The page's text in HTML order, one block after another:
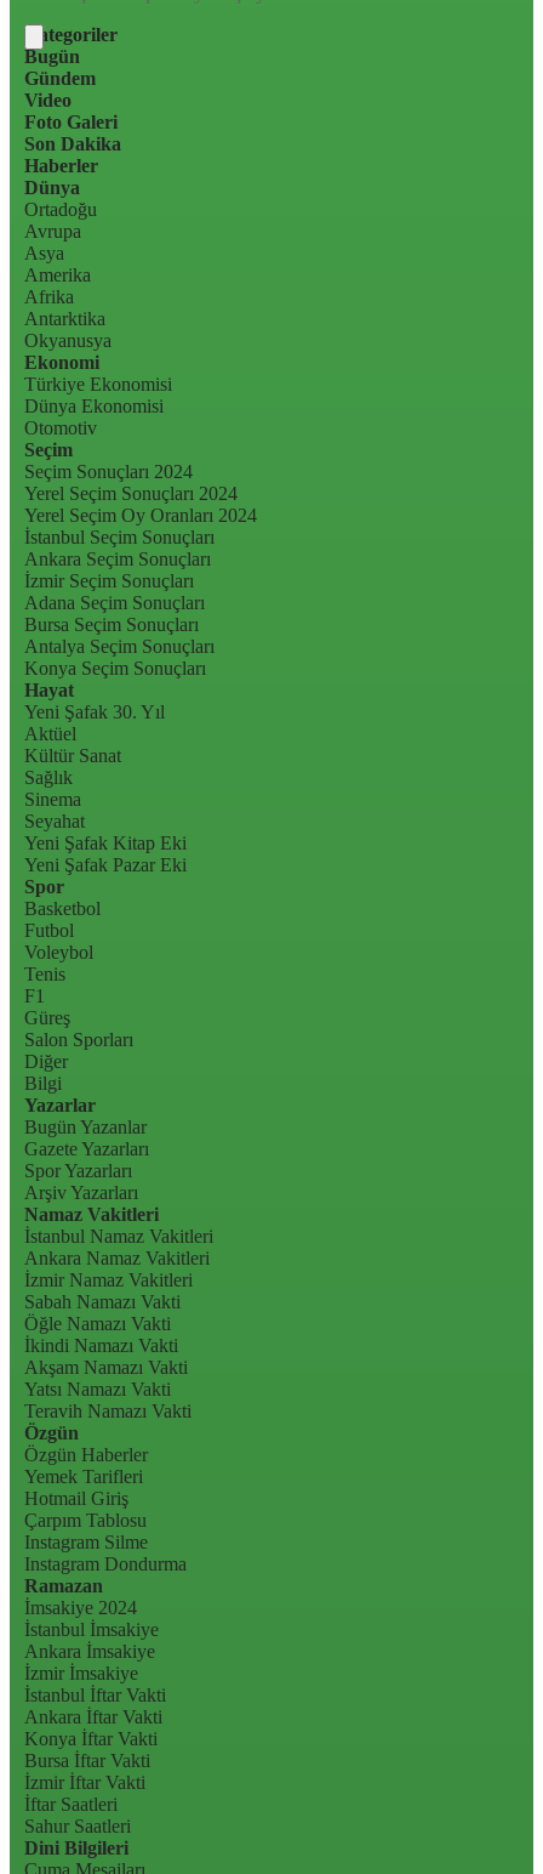
Kategoriler
Bugün
Gündem
Video
Foto Galeri
Son Dakika
Haberler
Dünya
Ortadoğu
Avrupa
Asya
Amerika
Afrika
Antarktika
Okyanusya
Ekonomi
Türkiye Ekonomisi
Dünya Ekonomisi
Otomotiv
Seçim
Seçim Sonuçları 2024
Yerel Seçim Sonuçları 2024
Yerel Seçim Oy Oranları 2024
İstanbul Seçim Sonuçları
Ankara Seçim Sonuçları
İzmir Seçim Sonuçları
Adana Seçim Sonuçları
Bursa Seçim Sonuçları
Antalya Seçim Sonuçları
Konya Seçim Sonuçları
Hayat
Yeni Şafak 30. Yıl
Aktüel
Kültür Sanat
Sağlık
Sinema
Seyahat
Yeni Şafak Kitap Eki
Yeni Şafak Pazar Eki
Spor
Basketbol
Futbol
Voleybol
Tenis
F1
Güreş
Salon Sporları
Diğer
Bilgi
Yazarlar
Bugün Yazanlar
Gazete Yazarları
Spor Yazarları
Arşiv Yazarları
Namaz Vakitleri
İstanbul Namaz Vakitleri
Ankara Namaz Vakitleri
İzmir Namaz Vakitleri
Sabah Namazı Vakti
Öğle Namazı Vakti
İkindi Namazı Vakti
Akşam Namazı Vakti
Yatsı Namazı Vakti
Teravih Namazı Vakti
Özgün
Özgün Haberler
Yemek Tarifleri
Hotmail Giriş
Çarpım Tablosu
Instagram Silme
Instagram Dondurma
Ramazan
İmsakiye 2024
İstanbul İmsakiye
Ankara İmsakiye
İzmir İmsakiye
İstanbul İftar Vakti
Ankara İftar Vakti
Konya İftar Vakti
Bursa İftar Vakti
İzmir İftar Vakti
İftar Saatleri
Sahur Saatleri
Dini Bilgileri
Cuma Mesajları